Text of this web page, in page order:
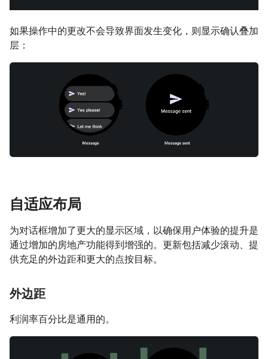
如果操作中的更改不会导致界面发生变化，则显示确认叠加
层：
自适应布局
为对话框增加了更大的显示区域，以确保用户体验的提升是
通过增加的房地产功能得到增强的。更新包括减少滚动、提
供充足的外边距和更大的点按目标。
外边距
利润率百分比是通用的。